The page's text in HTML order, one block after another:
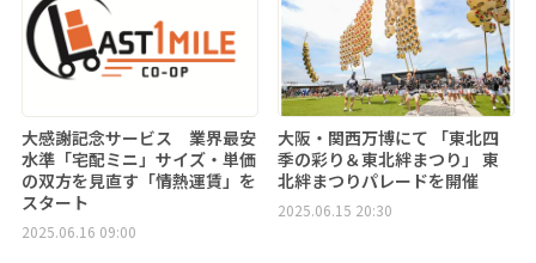
大感謝記念サービス 業界最安
水準「宅配ミニ」サイズ・単価
の双方を見直す「情熱運賃」を
スタート
2025.06.16 09:00
大阪・関西万博にて 「東北四
季の彩り＆東北絆まつり」 東
北絆まつりパレードを開催
2025.06.15 20:30